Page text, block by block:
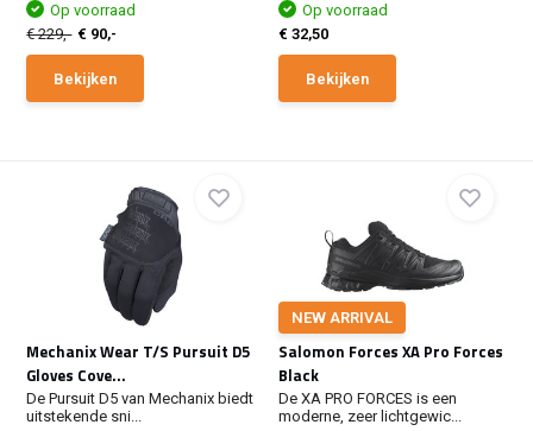
Op voorraad
€ 229,- € 90,-
Bekijken
Op voorraad
€ 32,50
Bekijken
Mechanix Wear T/S Pursuit D5
Gloves Cove...
De Pursuit D5 van Mechanix biedt
uitstekende sni...
NEW ARRIVAL
Salomon Forces XA Pro Forces
Black
De XA PRO FORCES is een
moderne, zeer lichtgewic...